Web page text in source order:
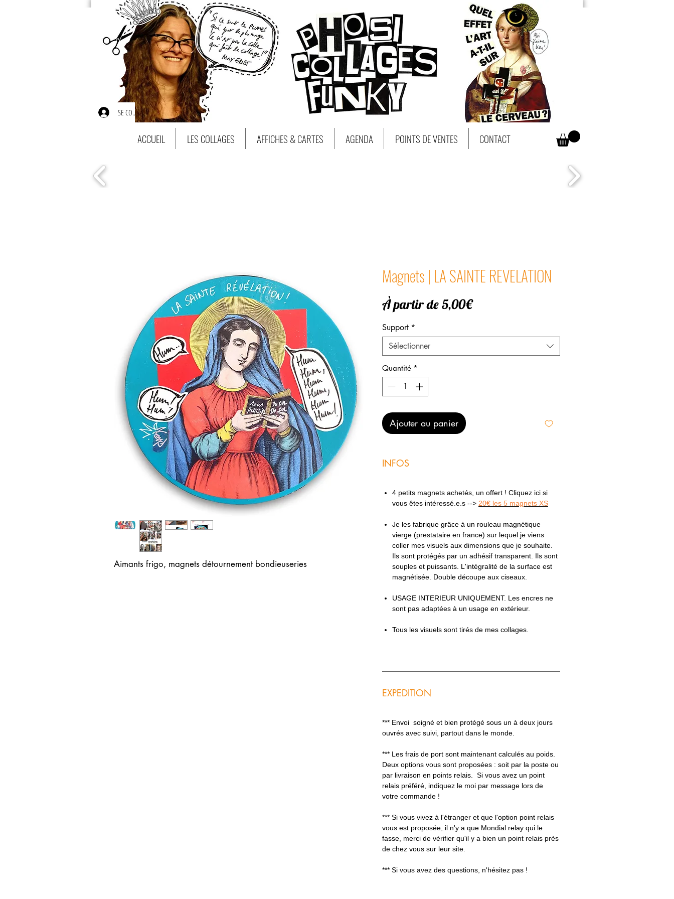
SE CONNECTER
ACCUEIL LES COLLAGES AFFICHES & CARTES AGENDA POINTS DE VENTES CONTACT
Aimants frigo, magnets détournement bondieuseries
Magnets | LA SAINTE REVELATION
À partir de5,00€Prix
Support *
Sélectionner
Quantité *
Ajouter au panier
INFOS
4 petits magnets achetés, un offert ! Cliquez ici si
vous êtes intéressé.e.s --> 20€ les 5 magnets XS
Je les fabrique grâce à un rouleau magnétique
vierge (prestataire en france) sur lequel je viens
coller mes visuels aux dimensions que je souhaite.
Ils sont protégés par un adhésif transparent. Ils sont
souples et puissants. L'intégralité de la surface est
magnétisée. Double découpe aux ciseaux.
USAGE INTERIEUR UNIQUEMENT. Les encres ne
sont pas adaptées à un usage en extérieur.
Tous les visuels sont tirés de mes collages.
EXPEDITION
*** Envoi soigné et bien protégé sous un à deux jours
ouvrés avec suivi, partout dans le monde.
*** Les frais de port sont maintenant calculés au poids.
Deux options vous sont proposées : soit par la poste ou
par livraison en points relais. Si vous avez un point
relais préféré, indiquez le moi par message lors de
votre commande !
*** Si vous vivez à l'étranger et que l'option point relais
vous est proposée, il n'y a que Mondial relay qui le
fasse, merci de vérifier qu'il y a bien un point relais près
de chez vous sur leur site.
*** Si vous avez des questions, n'hésitez pas !